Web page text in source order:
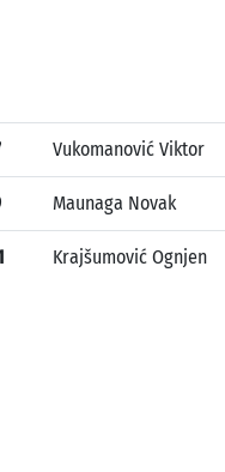
Vukomanović Viktor
Maunaga Novak
Krajšumović Ognjen